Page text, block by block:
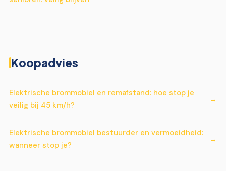
Koopadvies
Elektrische brommobiel en remafstand: hoe stop je
veilig bij 45 km/h?
Elektrische brommobiel bestuurder en vermoeidheid:
wanneer stop je?